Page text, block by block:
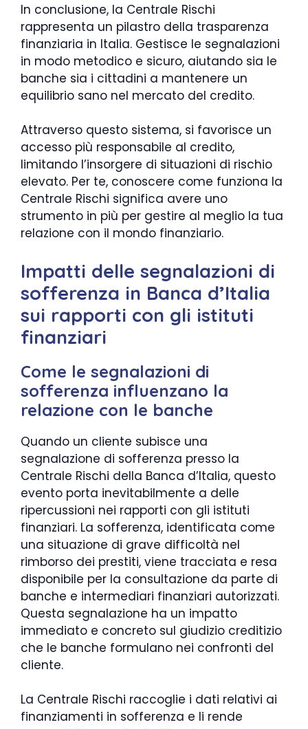
In conclusione, la Centrale Rischi
rappresenta un pilastro della trasparenza
finanziaria in Italia. Gestisce le segnalazioni
in modo metodico e sicuro, aiutando sia le
banche sia i cittadini a mantenere un
equilibrio sano nel mercato del credito.
Attraverso questo sistema, si favorisce un
accesso più responsabile al credito,
limitando l’insorgere di situazioni di rischio
elevato. Per te, conoscere come funziona la
Centrale Rischi significa avere uno
strumento in più per gestire al meglio la tua
relazione con il mondo finanziario.
Impatti delle segnalazioni di
sofferenza in Banca d’Italia
sui rapporti con gli istituti
finanziari
Come le segnalazioni di
sofferenza influenzano la
relazione con le banche
Quando un cliente subisce una
segnalazione di sofferenza presso la
Centrale Rischi della Banca d’Italia, questo
evento porta inevitabilmente a delle
ripercussioni nei rapporti con gli istituti
finanziari. La sofferenza, identificata come
una situazione di grave difficoltà nel
rimborso dei prestiti, viene tracciata e resa
disponibile per la consultazione da parte di
banche e intermediari finanziari autorizzati.
Questa segnalazione ha un impatto
immediato e concreto sul giudizio creditizio
che le banche formulano nei confronti del
cliente.
La Centrale Rischi raccoglie i dati relativi ai
finanziamenti in sofferenza e li rende